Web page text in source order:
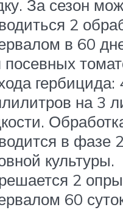
За сезон
2
в 60
гербицида:
на 3
в фазе
культуры.
2
60